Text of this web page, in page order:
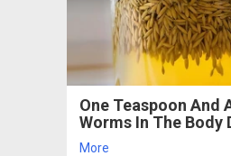
One Teaspoon And
Worms In The Body
More